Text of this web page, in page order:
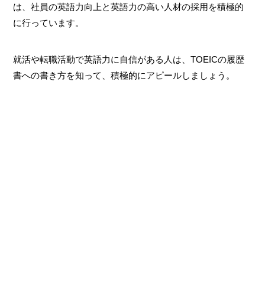
は、社員の英語力向上と英語力の高い人材の採用を積極的
に行っています。
就活や転職活動で英語力に自信がある人は、TOEICの履歴
書への書き方を知って、積極的にアピールしましょう。